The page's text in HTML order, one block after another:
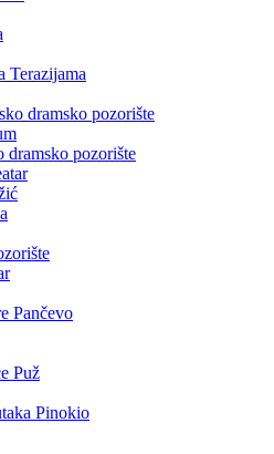
Terazijama
dramsko pozorište
dramsko pozorište
Pančevo
Puž
Pinokio